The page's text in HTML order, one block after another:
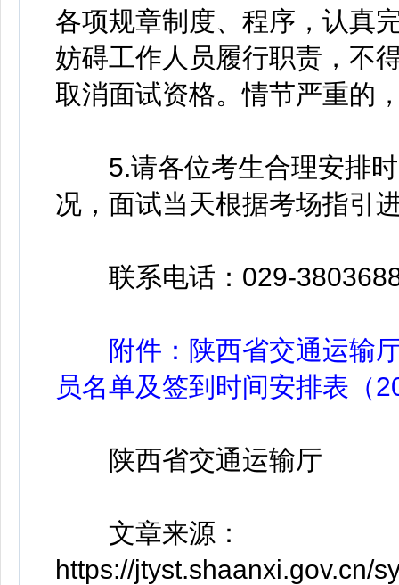
各项规章制度、程序，认真
妨碍工作人员履行职责，不
取消面试资格。情节严重的
5.请各位考生合理安排时
况，面试当天根据考场指引
联系电话：029-
附件：陕西省交通运输
员名单及签到时间安排表（
陕西省交通运输厅
文章来源：
https://jtyst.shaanxi.gov.cn/